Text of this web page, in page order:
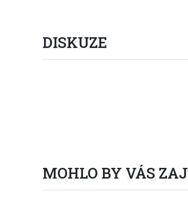
DISKUZE
MOHLO BY VÁS